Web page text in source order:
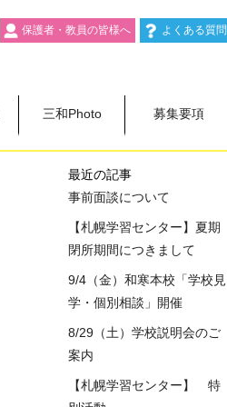
保護者・教員の皆様へ よくある質問
三和Photo 募集要項
最近の記事
事前面談について
【札幌学習センター】夏期
閉所期間につきまして
9/4（金）和寒本校「学校見
学・個別相談」開催
8/29（土）学校説明会のご
案内
【札幌学習センター】 特